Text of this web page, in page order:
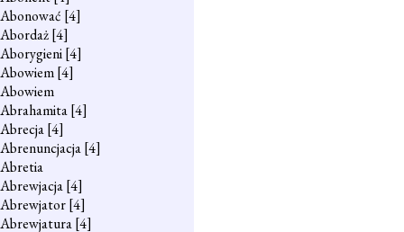
Abonować [4]
Abordaż[4]
Aborygieni[4]
Abowiem[4]
Abowiem
Abrahamita[4]
Abrecja[4]
Abrenuncjacja[4]
Abretia
Abrewjacja[4]
Abrewjator[4]
Abrewjatura[4]